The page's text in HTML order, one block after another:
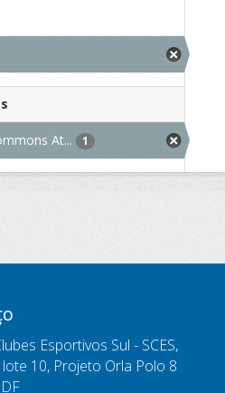
At... 1
Esportivos Sul - SCES,
10, Projeto Orla Polo 8